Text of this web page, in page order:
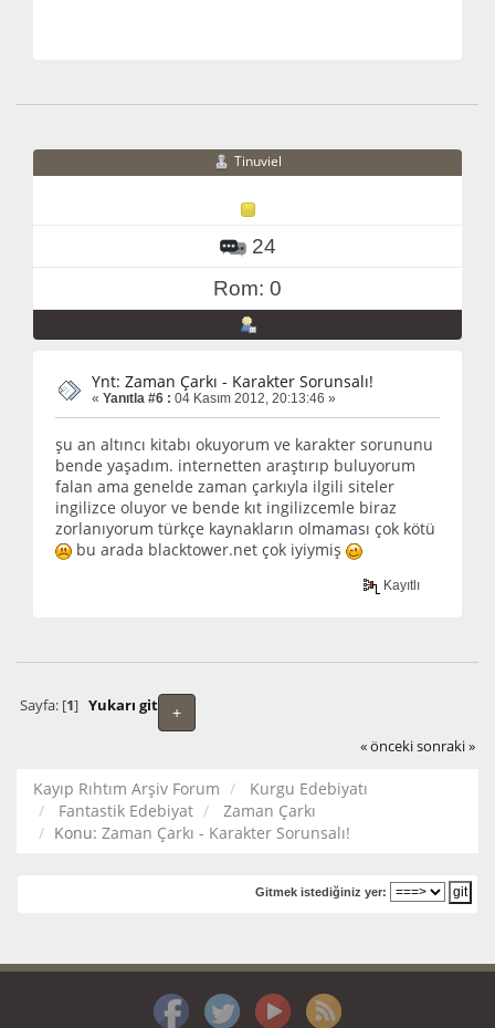
Tinuviel
24
Rom: 0
Ynt: Zaman Çarkı - Karakter Sorunsalı!
« Yanıtla #6 : 04 Kasım 2012, 20:13:46 »
şu an altıncı kitabı okuyorum ve karakter sorununu
bende yaşadım. internetten araştırıp buluyorum
falan ama genelde zaman çarkıyla ilgili siteler
ingilizce oluyor ve bende kıt ingilizcemle biraz
zorlanıyorum türkçe kaynakların olmaması çok kötü
bu arada blacktower.net çok iyiymiş
Kayıtlı
+
Sayfa: [1] Yukarı git
« önceki sonraki »
Kayıp Rıhtım Arşiv Forum
Kurgu Edebiyatı
Fantastik Edebiyat
Zaman Çarkı
Konu: Zaman Çarkı - Karakter Sorunsalı!
Gitmek istediğiniz yer: